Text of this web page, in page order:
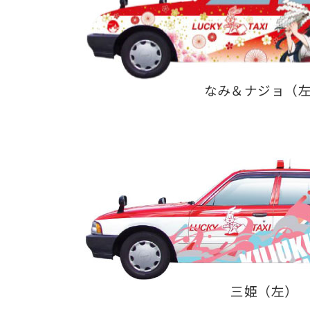
なみ＆ナジョ（
三姫（左）